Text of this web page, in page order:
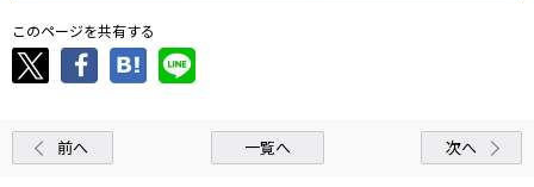
このページを共有する
前へ 一覧へ 次へ